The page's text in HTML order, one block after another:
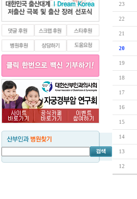
23
22
21
20
19
18
17
16
15
14
13
12